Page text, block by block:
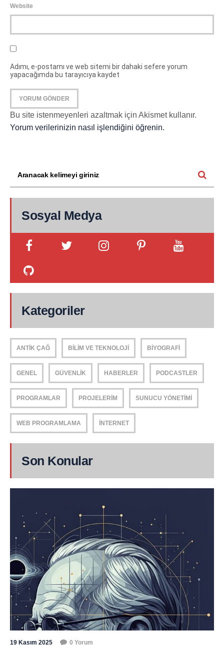
Website
Adımı, e-postamı ve web sitemi bir dahaki sefere yorum
yapacağımda bu tarayıcıya kaydet
Bu site istenmeyenleri azaltmak için Akismet kullanır.
Yorum verilerinizin nasıl işlendiğini öğrenin.
Sosyal Medya
Kategoriler
ANTIK ÇAĞ BILIM VE TEKNOLOJI BIYOGRAFI
GENEL GÜVENLIK HABERLER PODCASTLER
PROGRAMLAR PROJELERIM SUNUCU YÖNETIMI
WEB PROGRAMLAMA İNTERNET
Son Konular
19 Kasım 2025 0 Yorum